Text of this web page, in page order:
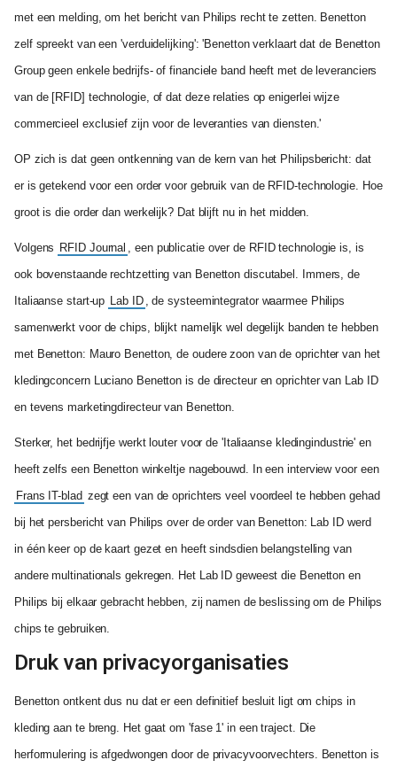
met een melding, om het bericht van Philips recht te zetten. Benetton
zelf spreekt van een 'verduidelijking': 'Benetton verklaart dat de Benetton
Group geen enkele bedrijfs- of financiele band heeft met de leveranciers
van de [RFID] technologie, of dat deze relaties op enigerlei wijze
commercieel exclusief zijn voor de leveranties van diensten.'
OP zich is dat geen ontkenning van de kern van het Philipsbericht: dat
er is getekend voor een order voor gebruik van de RFID-technologie. Hoe
groot is die order dan werkelijk? Dat blijft nu in het midden.
Volgens RFID Journal , een publicatie over de RFID technologie is, is
ook bovenstaande rechtzetting van Benetton discutabel. Immers, de
Italiaanse start-up Lab ID , de systeemintegrator waarmee Philips
samenwerkt voor de chips, blijkt namelijk wel degelijk banden te hebben
met Benetton: Mauro Benetton, de oudere zoon van de oprichter van het
kledingconcern Luciano Benetton is de directeur en oprichter van Lab ID
en tevens marketingdirecteur van Benetton.
Sterker, het bedrijfje werkt louter voor de 'Italiaanse kledingindustrie' en
heeft zelfs een Benetton winkeltje nagebouwd. In een interview voor een
Frans IT-blad zegt een van de oprichters veel voordeel te hebben gehad
bij het persbericht van Philips over de order van Benetton: Lab ID werd
in één keer op de kaart gezet en heeft sindsdien belangstelling van
andere multinationals gekregen. Het Lab ID geweest die Benetton en
Philips bij elkaar gebracht hebben, zij namen de beslissing om de Philips
chips te gebruiken.
Druk van privacyorganisaties
Benetton ontkent dus nu dat er een definitief besluit ligt om chips in
kleding aan te breng. Het gaat om 'fase 1' in een traject. Die
herformulering is afgedwongen door de privacyvoorvechters. Benetton is